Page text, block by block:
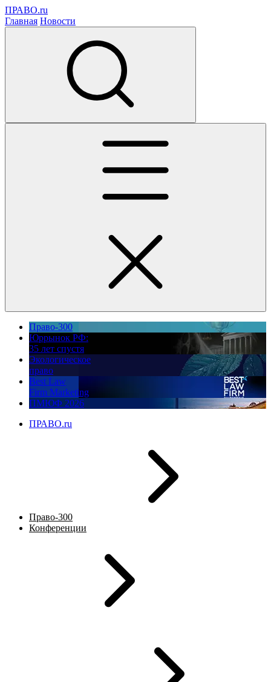
ПРАВО.ru
Главная Новости
Право-300
Юррынок РФ:
35 лет спустя
Экологическое
право
Best Law
Firm Marketing
ПМЮФ 2026
ПРАВО.ru
Право-300
Конференции